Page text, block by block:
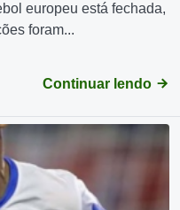
europeu está fechada,
foram...
Continuar lendo